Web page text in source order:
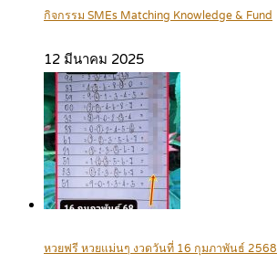
กิจกรรม SMEs Matching Knowledge & Fund
12 มีนาคม 2025
หวยฟรี หวยแม่นๆ งวดวันที่ 16 กุมภาพันธ์ 2568